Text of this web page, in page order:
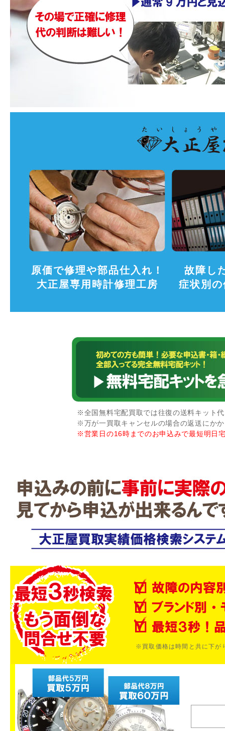
原価で修理や部品仕入れ！
大正屋専用時計修理工房
故障し
症状別
※全国無料宅配買取では往復の送料キット
※万が一買取キャンセルの場合の返送にか
※営業日の16時までのお申込みで最短明日
※買取価格は時間と共に下が